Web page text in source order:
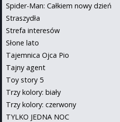
Spider-Man: Całkiem nowy dzień
Straszydła
Strefa interesów
Słone lato
Tajemnica Ojca Pio
Tajny agent
Toy story 5
Trzy kolory: biały
Trzy kolory: czerwony
TYLKO JEDNA NOC